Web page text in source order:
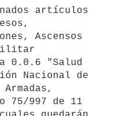
Ascensos
0.0.6 "Salud
Nacional de
75/997 de 11